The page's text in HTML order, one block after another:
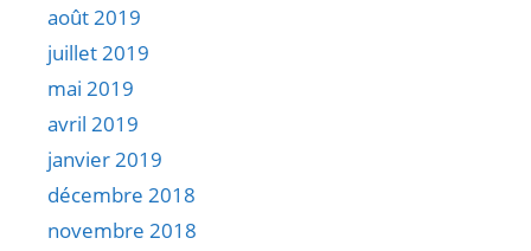
août 2019
juillet 2019
mai 2019
avril 2019
janvier 2019
décembre 2018
novembre 2018